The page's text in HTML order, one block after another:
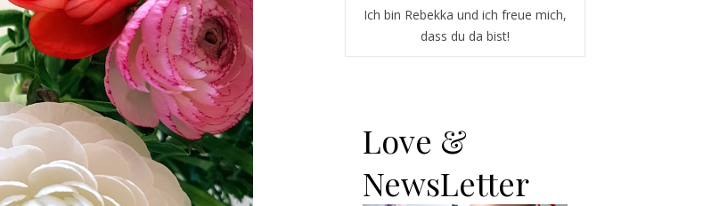
Ich bin Rebekka und ich freue mich,
dass du da bist!
Love &
NewsLetter